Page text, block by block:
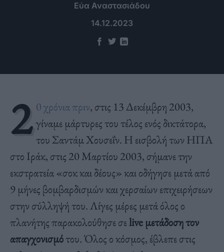
Εύα Αναστασιάδου
14.12.2023
2 0 χρόνια πριν, στις 13 Δεκέμβρη 2003,
γίναμε μάρτυρες του τέλος ενός δικτάτορα,
του Σαντάμ Χουσεΐν. Η εισβολή των ΗΠΑ
στο Ιράκ, στις 20 Μαρτίου 2003, σήμανε την
εκστρατεία «σοκ και δέους» και οδήγησε μετά από
9 μήνες βομβαρδισμών και χερσαίων επιχειρήσεων
στην σύλληψή του. Λίγες μέρες μετά όλος ο
πλανήτης παρακολούθησε σεlive μετάδοση τον
απαγχονισμότου. Όλος ο κόσμος, έβλεπε στις